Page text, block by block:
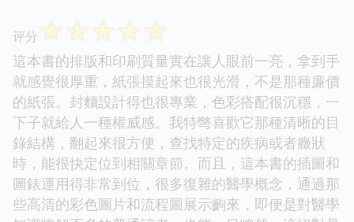
评分 ☆☆☆☆☆
這本書的排版和印刷質量實在讓人眼前一亮，拿到手
就感覺很厚重，紙張摸起來也很光滑，不是那種廉價
的紙張。封麵設計得也很專業，色彩搭配很沉穩，一
下子就給人一種權威感。我特彆喜歡它那種清晰的目
錄結構，翻起來很方便，查找特定的疾病或者癥狀
時，能很快定位到相關章節。而且，這本書的插圖和
圖錶運用得非常到位，很多復雜的醫學概念，通過那
些高清的彩色圖片和流程圖展示齣來，即便是對醫學